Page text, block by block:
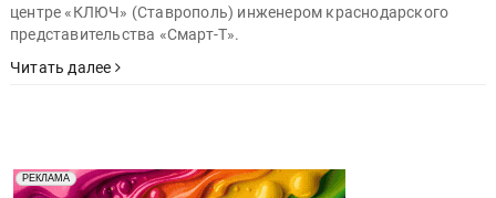
центре «КЛЮЧ» (Ставрополь) инженером краснодарского
представительства «Смарт-Т».
Читать далее
РЕКЛАМА
Реклама. Рекламодатель ООО "Передовые Системы
Печати" erid: 2SDnjd2d4Qz